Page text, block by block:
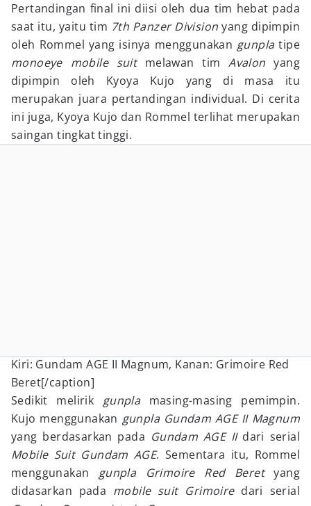
Pertandingan final ini diisi oleh dua tim hebat pada
saat itu, yaitu tim 7th Panzer Divisionyang dipimpin
oleh Rommel yang isinya menggunakan gunplatipe
monoeye mobile suit melawan timAvalonyang
dipimpin oleh Kyoya Kujo yang di masa itu
merupakan juara pertandingan individual. Di cerita
ini juga, Kyoya Kujo dan Rommel terlihat merupakan
saingan tingkat tinggi.
Kiri: Gundam AGE II Magnum, Kanan: Grimoire Red
Beret[/caption]
Sedikit melirik gunpla masing-masing pemimpin.
Kujo menggunakan gunpla Gundam AGE II Magnum
yang berdasarkan pada Gundam AGE IIdari serial
Mobile Suit Gundam AGE. Sementara itu, Rommel
menggunakan gunpla Grimoire Red Beretyang
didasarkan pada mobile suit Grimoire dari serial